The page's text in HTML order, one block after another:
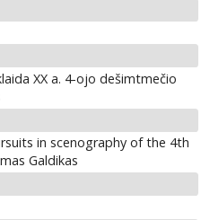
XX a. 4-ojo dešimtmečio
in scenography of the 4th
Galdikas